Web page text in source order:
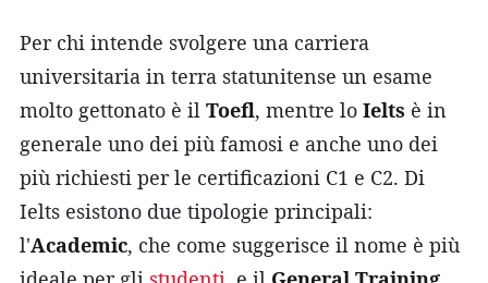
Per chi intende svolgere una carriera
universitaria in terra statunitense un esame
molto gettonato è il Toefl, mentre lo Ielts è in
generale uno dei più famosi e anche uno dei
più richiesti per le certificazioni C1 e C2. Di
Ielts esistono due tipologie principali:
l'Academic, che come suggerisce il nome è più